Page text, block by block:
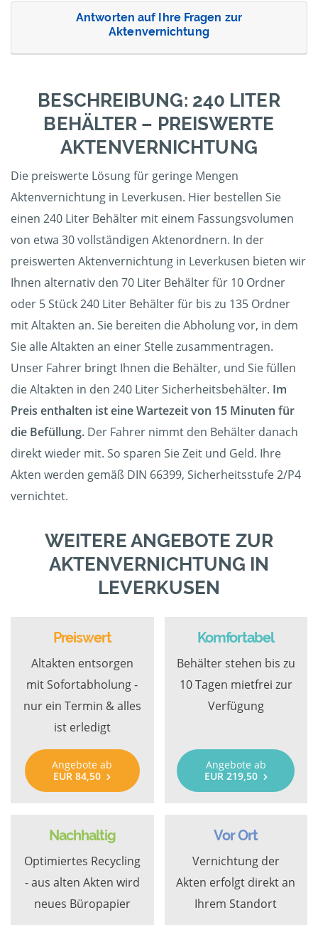
Antworten auf Ihre Fragen zur
Aktenvernichtung
BESCHREIBUNG: 240 LITER
BEHÄLTER – PREISWERTE
AKTENVERNICHTUNG
Die preiswerte Lösung für geringe Mengen
Aktenvernichtung in Leverkusen. Hier bestellen Sie
einen 240 Liter Behälter mit einem Fassungsvolumen
von etwa 30 vollständigen Aktenordnern. In der
preiswerten Aktenvernichtung in Leverkusen bieten wir
Ihnen alternativ den 70 Liter Behälter für 10 Ordner
oder 5 Stück 240 Liter Behälter für bis zu 135 Ordner
mit Altakten an. Sie bereiten die Abholung vor, in dem
Sie alle Altakten an einer Stelle zusammentragen.
Unser Fahrer bringt Ihnen die Behälter, und Sie füllen
die Altakten in den 240 Liter Sicherheitsbehälter. Im
Preis enthalten ist eine Wartezeit von 15 Minuten für
die Befüllung. Der Fahrer nimmt den Behälter danach
direkt wieder mit. So sparen Sie Zeit und Geld. Ihre
Akten werden gemäß DIN 66399, Sicherheitsstufe 2/P4
vernichtet.
WEITERE ANGEBOTE ZUR
AKTENVERNICHTUNG IN
LEVERKUSEN
Preiswert
Altakten entsorgen
mit Sofortabholung -
nur ein Termin & alles
ist erledigt
Angebote ab
EUR 84,50
Komfortabel
Behälter stehen bis zu
10 Tagen mietfrei zur
Verfügung
Angebote ab
EUR 219,50
Nachhaltig
Optimiertes Recycling
- aus alten Akten wird
neues Büropapier
Vor Ort
Vernichtung der
Akten erfolgt direkt an
Ihrem Standort